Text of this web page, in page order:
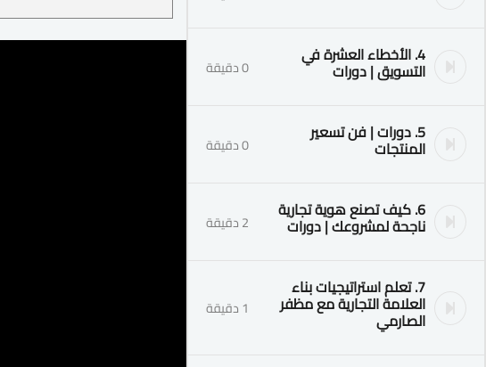
4. الأخطاء العشرة في
التسويق | دورات 0 دقيقة
5. دورات | فن تسعير
المنتجات 0 دقيقة
6. كيف تصنع هوية تجارية
ناجحة لمشروعك | دورات 2 دقيقة
7. تعلم استراتيجيات بناء
العلامة التجارية مع مظفر
الصارمي 1 دقيقة